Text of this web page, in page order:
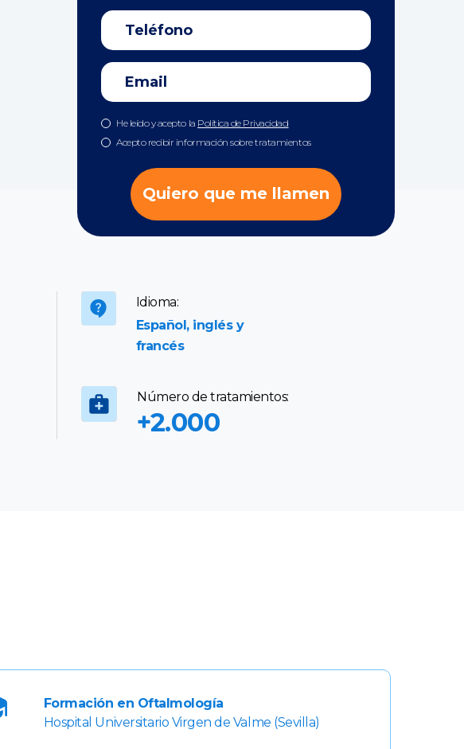
He leído y acepto la Política de Privacidad
Acepto recibir información sobre tratamientos
Quiero que me llamen
Idioma:
Español, inglés y
francés
Número de tratamientos:
+2.000
Formación en Oftalmología
Hospital Universitario Virgen de Valme (Sevilla)